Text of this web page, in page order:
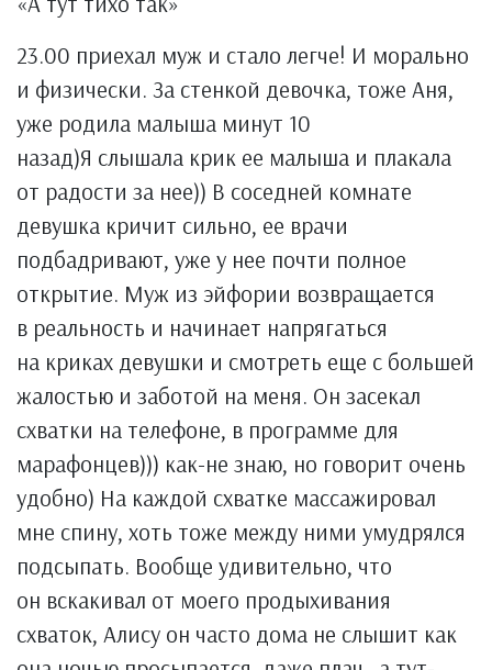
23.00 приехал муж и стало легче! И морально
и физически. За стенкой девочка, тоже Аня,
уже родила малыша минут 10
назад)Я слышала крик ее малыша и плакала
от радости за нее)) В соседней комнате
девушка кричит сильно, ее врачи
подбадривают, уже у нее почти полное
открытие. Муж из эйфории возвращается
в реальность и начинает напрягаться
на криках девушки и смотреть еще с большей
жалостью и заботой на меня. Он засекал
схватки на телефоне, в программе для
марафонцев))) как-не знаю, но говорит очень
удобно) На каждой схватке массажировал
мне спину, хоть тоже между ними умудрялся
подсыпать. Вообще удивительно, что
он вскакивал от моего продыхивания
схваток, Алису он часто дома не слышит как